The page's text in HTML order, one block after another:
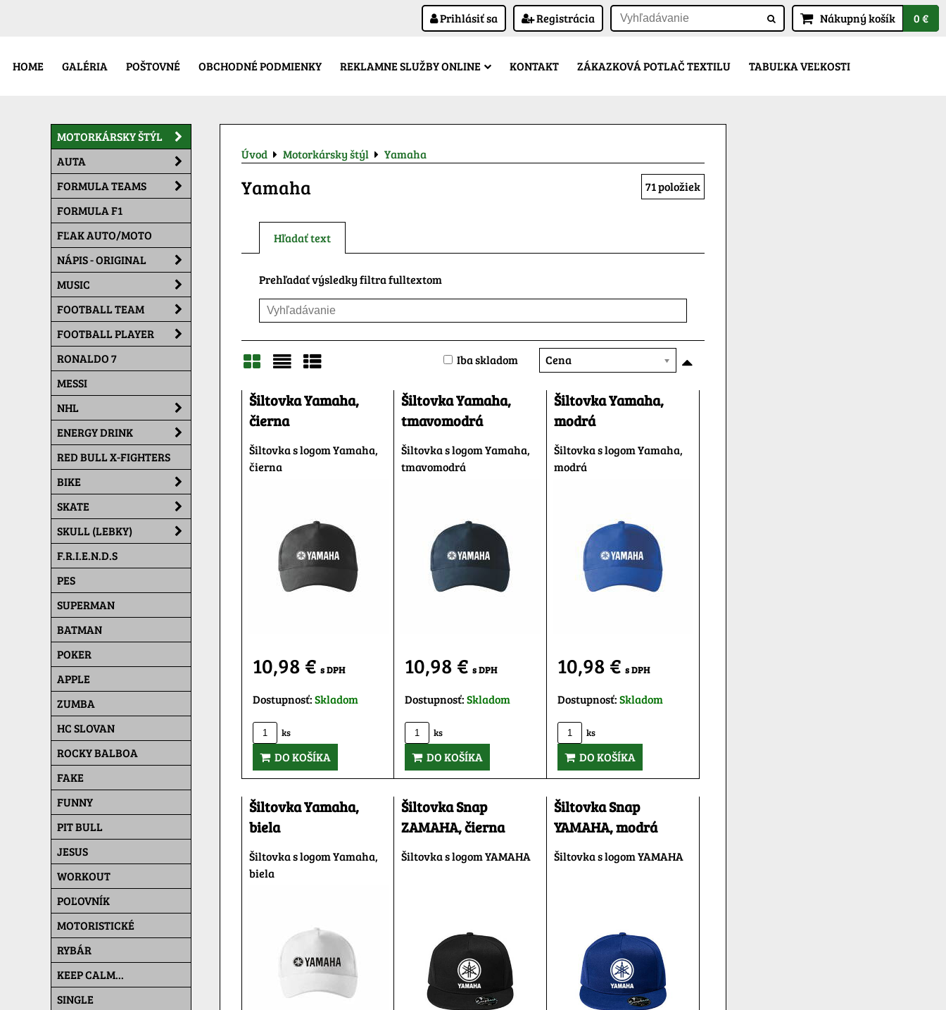
Prihlásiť sa Registrácia Nákupný košík 0 €
HOME GALÉRIA POŠTOVNÉ OBCHODNÉ PODMIENKY REKLAMNE SLUŽBY ONLINE KONTAKT ZÁKAZKOVÁ POTLAČ TEXTILU TABUĽKA VEĽKOSTI
Úvod Motorkársky štýl Yamaha
Yamaha 71položiek
Hľadať text
Prehľadať výsledky filtra fulltextom
Mriežka
Cena
Iba skladom
Šiltovka Yamaha,
čierna
Šiltovka s logom Yamaha,
čierna
10,98 € s DPH
Dostupnosť:Skladom
ks
DO KOŠÍKA
Šiltovka Yamaha,
tmavomodrá
Šiltovka s logom Yamaha,
tmavomodrá
10,98 €s DPH
Dostupnosť:Skladom
ks
DO KOŠÍKA
Šiltovka Yamaha,
modrá
Šiltovka s logom Yamaha,
modrá
10,98 €s DPH
Dostupnosť:Skladom
ks
DO KOŠÍKA
Šiltovka Yamaha,
biela
Šiltovka s logom Yamaha,
biela
Šiltovka Snap
ZAMAHA, čierna
Šiltovka s logom YAMAHA
Šiltovka Snap
YAMAHA, modrá
Šiltovka s logom YAMAHA
MOTORKÁRSKY ŠTÝL
AUTA
FORMULA TEAMS
FORMULA F1
FĽAK AUTO/MOTO
NÁPIS - ORIGINAL
MUSIC
FOOTBALL TEAM
FOOTBALL PLAYER
RONALDO 7
MESSI
NHL
ENERGY DRINK
RED BULL X-FIGHTERS
BIKE
SKATE
SKULL (LEBKY)
F.R.I.E.N.D.S
PES
SUPERMAN
BATMAN
POKER
APPLE
ZUMBA
HC SLOVAN
ROCKY BALBOA
FAKE
FUNNY
PIT BULL
JESUS
WORKOUT
POĽOVNÍK
MOTORISTICKÉ
RYBÁR
KEEP CALM...
SINGLE